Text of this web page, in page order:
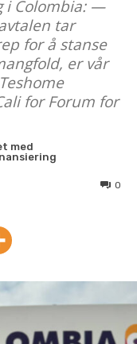
i Colombia: —
tar
for å stanse
er vår
for Forum for
med
0